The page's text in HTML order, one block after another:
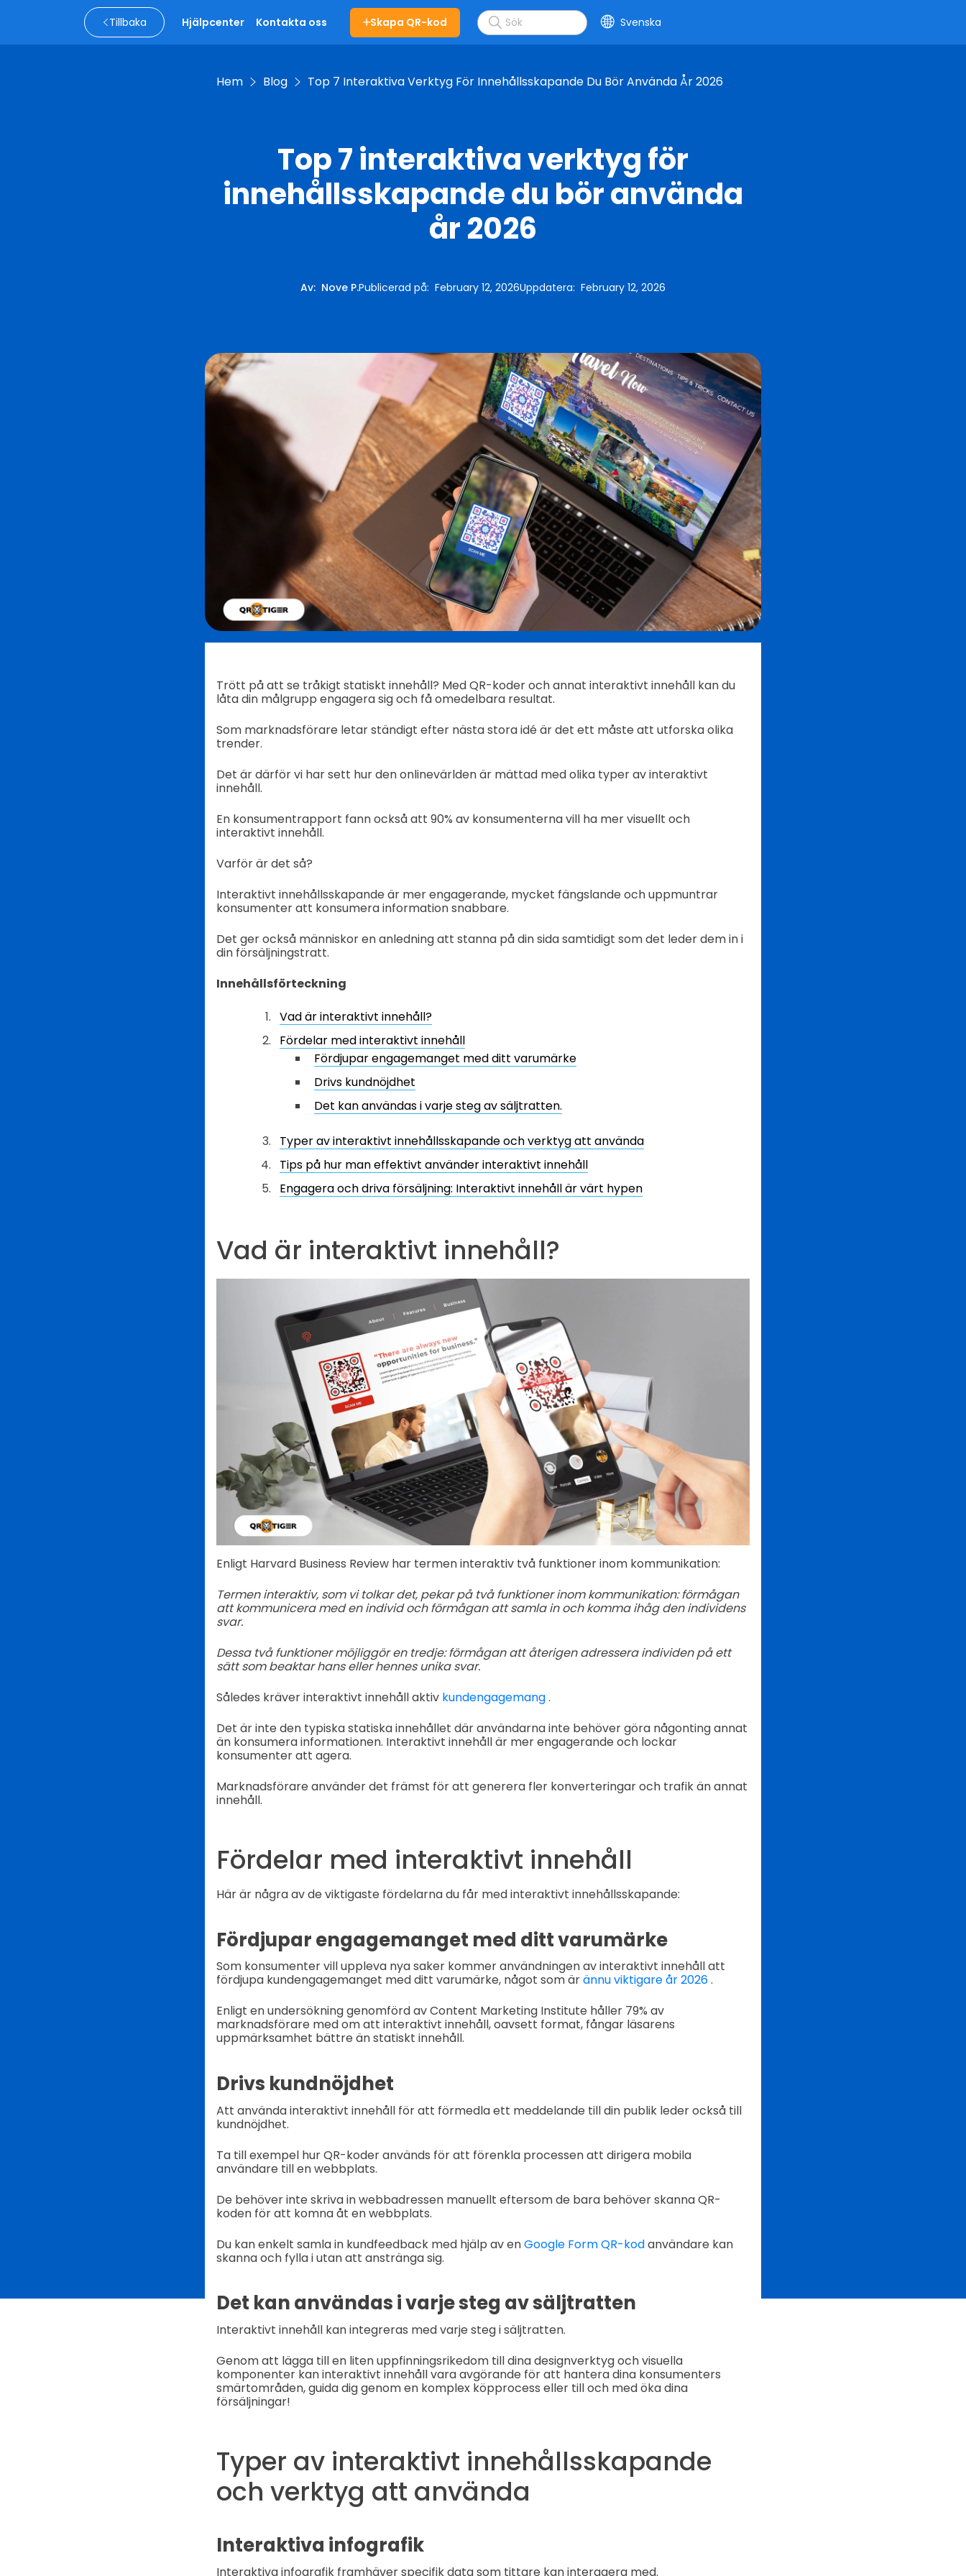
Tillbaka Hjälpcenter Kontakta oss Skapa QR-kod Svenska
Hem Blog Top 7 Interaktiva Verktyg För Innehållsskapande Du Bör Använda År 2026
Top 7 interaktiva verktyg för
innehållsskapande du bör använda
år 2026
Av: Nove P.Publicerad på: February 12, 2026Uppdatera: February 12, 2026
Trött på att se tråkigt statiskt innehåll? Med QR-koder och annat interaktivt innehåll kan du
låta din målgrupp engagera sig och få omedelbara resultat.
Som marknadsförare letar ständigt efter nästa stora idé är det ett måste att utforska olika
trender.
Det är därför vi har sett hur den onlinevärlden är mättad med olika typer av interaktivt
innehåll.
En konsumentrapport fann också att 90% av konsumenterna vill ha mer visuellt och
interaktivt innehåll.
Varför är det så?
Interaktivt innehållsskapande är mer engagerande, mycket fängslande och uppmuntrar
konsumenter att konsumera information snabbare.
Det ger också människor en anledning att stanna på din sida samtidigt som det leder dem in i
din försäljningstratt.
Innehållsförteckning
Vad är interaktivt innehåll?
Fördelar med interaktivt innehåll
Fördjupar engagemanget med ditt varumärke
Drivs kundnöjdhet
Det kan användas i varje steg av säljtratten.
Typer av interaktivt innehållsskapande och verktyg att använda
Tips på hur man effektivt använder interaktivt innehåll
Engagera och driva försäljning: Interaktivt innehåll är värt hypen
Vad är interaktivt innehåll?
Enligt Harvard Business Review har termen interaktiv två funktioner inom kommunikation:
Termen interaktiv, som vi tolkar det, pekar på två funktioner inom kommunikation: förmågan
att kommunicera med en individ och förmågan att samla in och komma ihåg den individens
svar.
Dessa två funktioner möjliggör en tredje: förmågan att återigen adressera individen på ett
sätt som beaktar hans eller hennes unika svar.
Således kräver interaktivt innehåll aktiv kundengagemang.
Det är inte den typiska statiska innehållet där användarna inte behöver göra någonting annat
än konsumera informationen. Interaktivt innehåll är mer engagerande och lockar
konsumenter att agera.
Marknadsförare använder det främst för att generera fler konverteringar och trafik än annat
innehåll.
Fördelar med interaktivt innehåll
Här är några av de viktigaste fördelarna du får med interaktivt innehållsskapande:
Fördjupar engagemanget med ditt varumärke
Som konsumenter vill uppleva nya saker kommer användningen av interaktivt innehåll att
fördjupa kundengagemanget med ditt varumärke, något som ärännu viktigare år 2026.
Enligt en undersökning genomförd av Content Marketing Institute håller 79% av
marknadsförare med om att interaktivt innehåll, oavsett format, fångar läsarens
uppmärksamhet bättre än statiskt innehåll.
Drivs kundnöjdhet
Att använda interaktivt innehåll för att förmedla ett meddelande till din publik leder också till
kundnöjdhet.
Ta till exempel hur QR-koder används för att förenkla processen att dirigera mobila
användare till en webbplats.
De behöver inte skriva in webbadressen manuellt eftersom de bara behöver skanna QR-
koden för att komna åt en webbplats.
Du kan enkelt samla in kundfeedback med hjälp av enGoogle Form QR-kodanvändare kan
skanna och fylla i utan att anstränga sig.
Det kan användas i varje steg av säljtratten
Interaktivt innehåll kan integreras med varje steg i säljtratten.
Genom att lägga till en liten uppfinningsrikedom till dina designverktyg och visuella
komponenter kan interaktivt innehåll vara avgörande för att hantera dina konsumenters
smärtområden, guida dig genom en komplex köpprocess eller till och med öka dina
försäljningar!
Typer av interaktivt innehållsskapande
och verktyg att använda
Interaktiva infografik
Interaktiva infografik framhäver specifik data som tittare kan interagera med.